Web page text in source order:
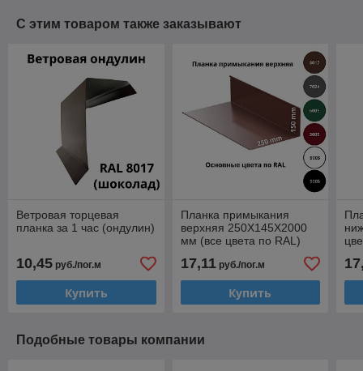
С этим товаром также заказывают
Ветровая торцевая
планка за 1 час (ондулин)
10,45 руб./пог.м
Купить
Планка примыкания
верхняя 250Х145Х2000
мм (все цвета по RAL)
17,11руб./пог.м
Купить
Подобные товары компании